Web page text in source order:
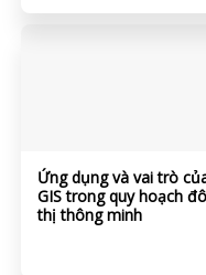
Ứng dụng và vai trò
GIS trong quy hoạch đô
thị thông minh